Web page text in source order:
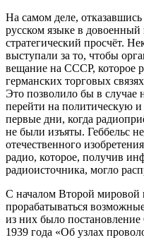
На самом деле,
русском языке в довоенный
стратегический просчёт.
выступали за то, чтобы
вещание на СССР, которое
германских торговых
Это позволило бы в случае
перейти на политическую
первые дни, когда
не были изъяты. Геббельс
отечественного
радио, которое, получив
радиоисточника, могло
С началом Второй
прорабатываться
из них было
1939 года «Об узлах